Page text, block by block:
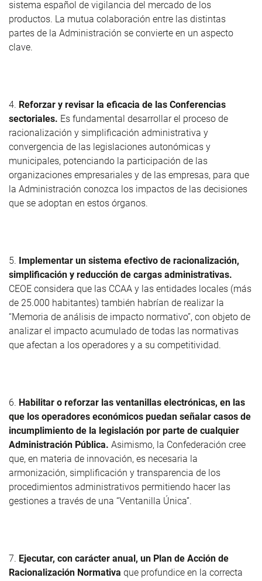
sistema español de vigilancia del mercado de los
productos. La mutua colaboración entre las distintas
partes de la Administración se convierte en un aspecto
clave.
4. Reforzar y revisar la eficacia de las Conferencias
sectoriales. Es fundamental desarrollar el proceso de
racionalización y simplificación administrativa y
convergencia de las legislaciones autonómicas y
municipales, potenciando la participación de las
organizaciones empresariales y de las empresas, para que
la Administración conozca los impactos de las decisiones
que se adoptan en estos órganos.
5. Implementar un sistema efectivo de racionalización,
simplificación y reducción de cargas administrativas.
CEOE considera que las CCAA y las entidades locales (más
de 25.000 habitantes) también habrían de realizar la
“Memoria de análisis de impacto normativo”, con objeto de
analizar el impacto acumulado de todas las normativas
que afectan a los operadores y a su competitividad.
6. Habilitar o reforzar las ventanillas electrónicas, en las
que los operadores económicos puedan señalar casos de
incumplimiento de la legislación por parte de cualquier
Administración Pública. Asimismo, la Confederación cree
que, en materia de innovación, es necesaria la
armonización, simplificación y transparencia de los
procedimientos administrativos permitiendo hacer las
gestiones a través de una “Ventanilla Única”.
7. Ejecutar, con carácter anual, un Plan de Acción de
Racionalización Normativa que profundice en la correcta